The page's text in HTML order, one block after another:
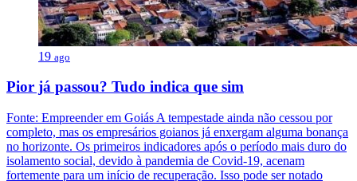
19 ago
Pior já passou? Tudo indica que sim
Fonte: Empreender em Goiás A tempestade ainda não cessou por
completo, mas os empresários goianos já enxergam alguma bonança
no horizonte. Os primeiros indicadores após o período mais duro do
isolamento social, devido à pandemia de Covid-19, acenam
fortemente para um início de recuperação. Isso pode ser notado